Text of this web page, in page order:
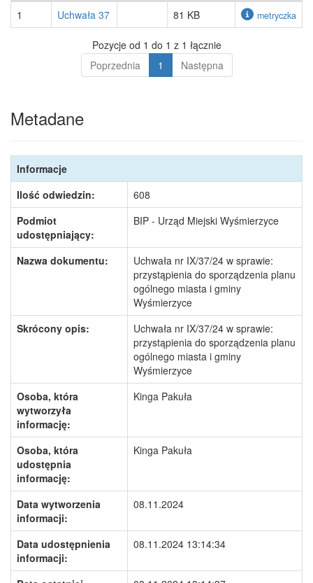
1
Uchwała 37 81 KB metryczka
Pozycje od 1 do 1 z 1 łącznie
Poprzednia
1 Następna
Metadane
Informacje
Ilość odwiedzin:
608
Podmiot
udostępniający:
BIP - Urząd Miejski Wyśmierzyce
Nazwa dokumentu:
Uchwała nr IX/37/24 w sprawie:
przystąpienia do sporządzenia planu
ogólnego miasta i gminy
Wyśmierzyce
Skrócony opis:
Uchwała nr IX/37/24 w sprawie:
przystąpienia do sporządzenia planu
ogólnego miasta i gminy
Wyśmierzyce
Osoba, która
wytworzyła
informację:
Kinga Pakuła
Osoba, która
udostępnia
informację:
Kinga Pakuła
Data wytworzenia
informacji:
08.11.2024
Data udostępnienia
informacji:
08.11.2024 13:14:34